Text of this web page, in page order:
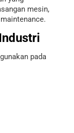
mesin,
pada